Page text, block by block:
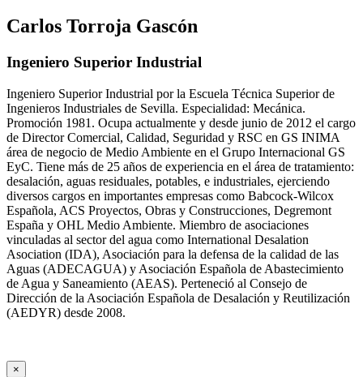
Carlos Torroja Gascón
Ingeniero Superior Industrial
Ingeniero Superior Industrial por la Escuela Técnica Superior de
Ingenieros Industriales de Sevilla. Especialidad: Mecánica.
Promoción 1981. Ocupa actualmente y desde junio de 2012 el cargo
de Director Comercial, Calidad, Seguridad y RSC en GS INIMA
área de negocio de Medio Ambiente en el Grupo Internacional GS
EyC. Tiene más de 25 años de experiencia en el área de tratamiento:
desalación, aguas residuales, potables, e industriales, ejerciendo
diversos cargos en importantes empresas como Babcock-Wilcox
Española, ACS Proyectos, Obras y Construcciones, Degremont
España y OHL Medio Ambiente. Miembro de asociaciones
vinculadas al sector del agua como International Desalation
Asociation (IDA), Asociación para la defensa de la calidad de las
Aguas (ADECAGUA) y Asociación Española de Abastecimiento
de Agua y Saneamiento (AEAS). Perteneció al Consejo de
Dirección de la Asociación Española de Desalación y Reutilización
(AEDYR) desde 2008.
×